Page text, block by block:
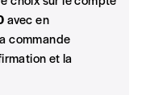
de justice, des
longtemps
vient la
avec en
commande
et la